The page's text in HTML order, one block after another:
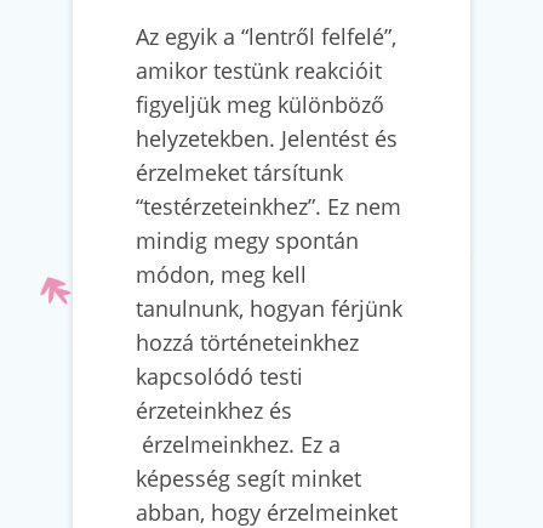
Az egyik a “lentről felfelé”,
amikor testünk reakcióit
figyeljük meg különböző
helyzetekben. Jelentést és
érzelmeket társítunk
“testérzeteinkhez”. Ez nem
mindig megy spontán
módon, meg kell
tanulnunk, hogyan férjünk
hozzá történeteinkhez
kapcsolódó testi
érzeteinkhez és
érzelmeinkhez. Ez a
képesség segít minket
abban, hogy érzelmeinket